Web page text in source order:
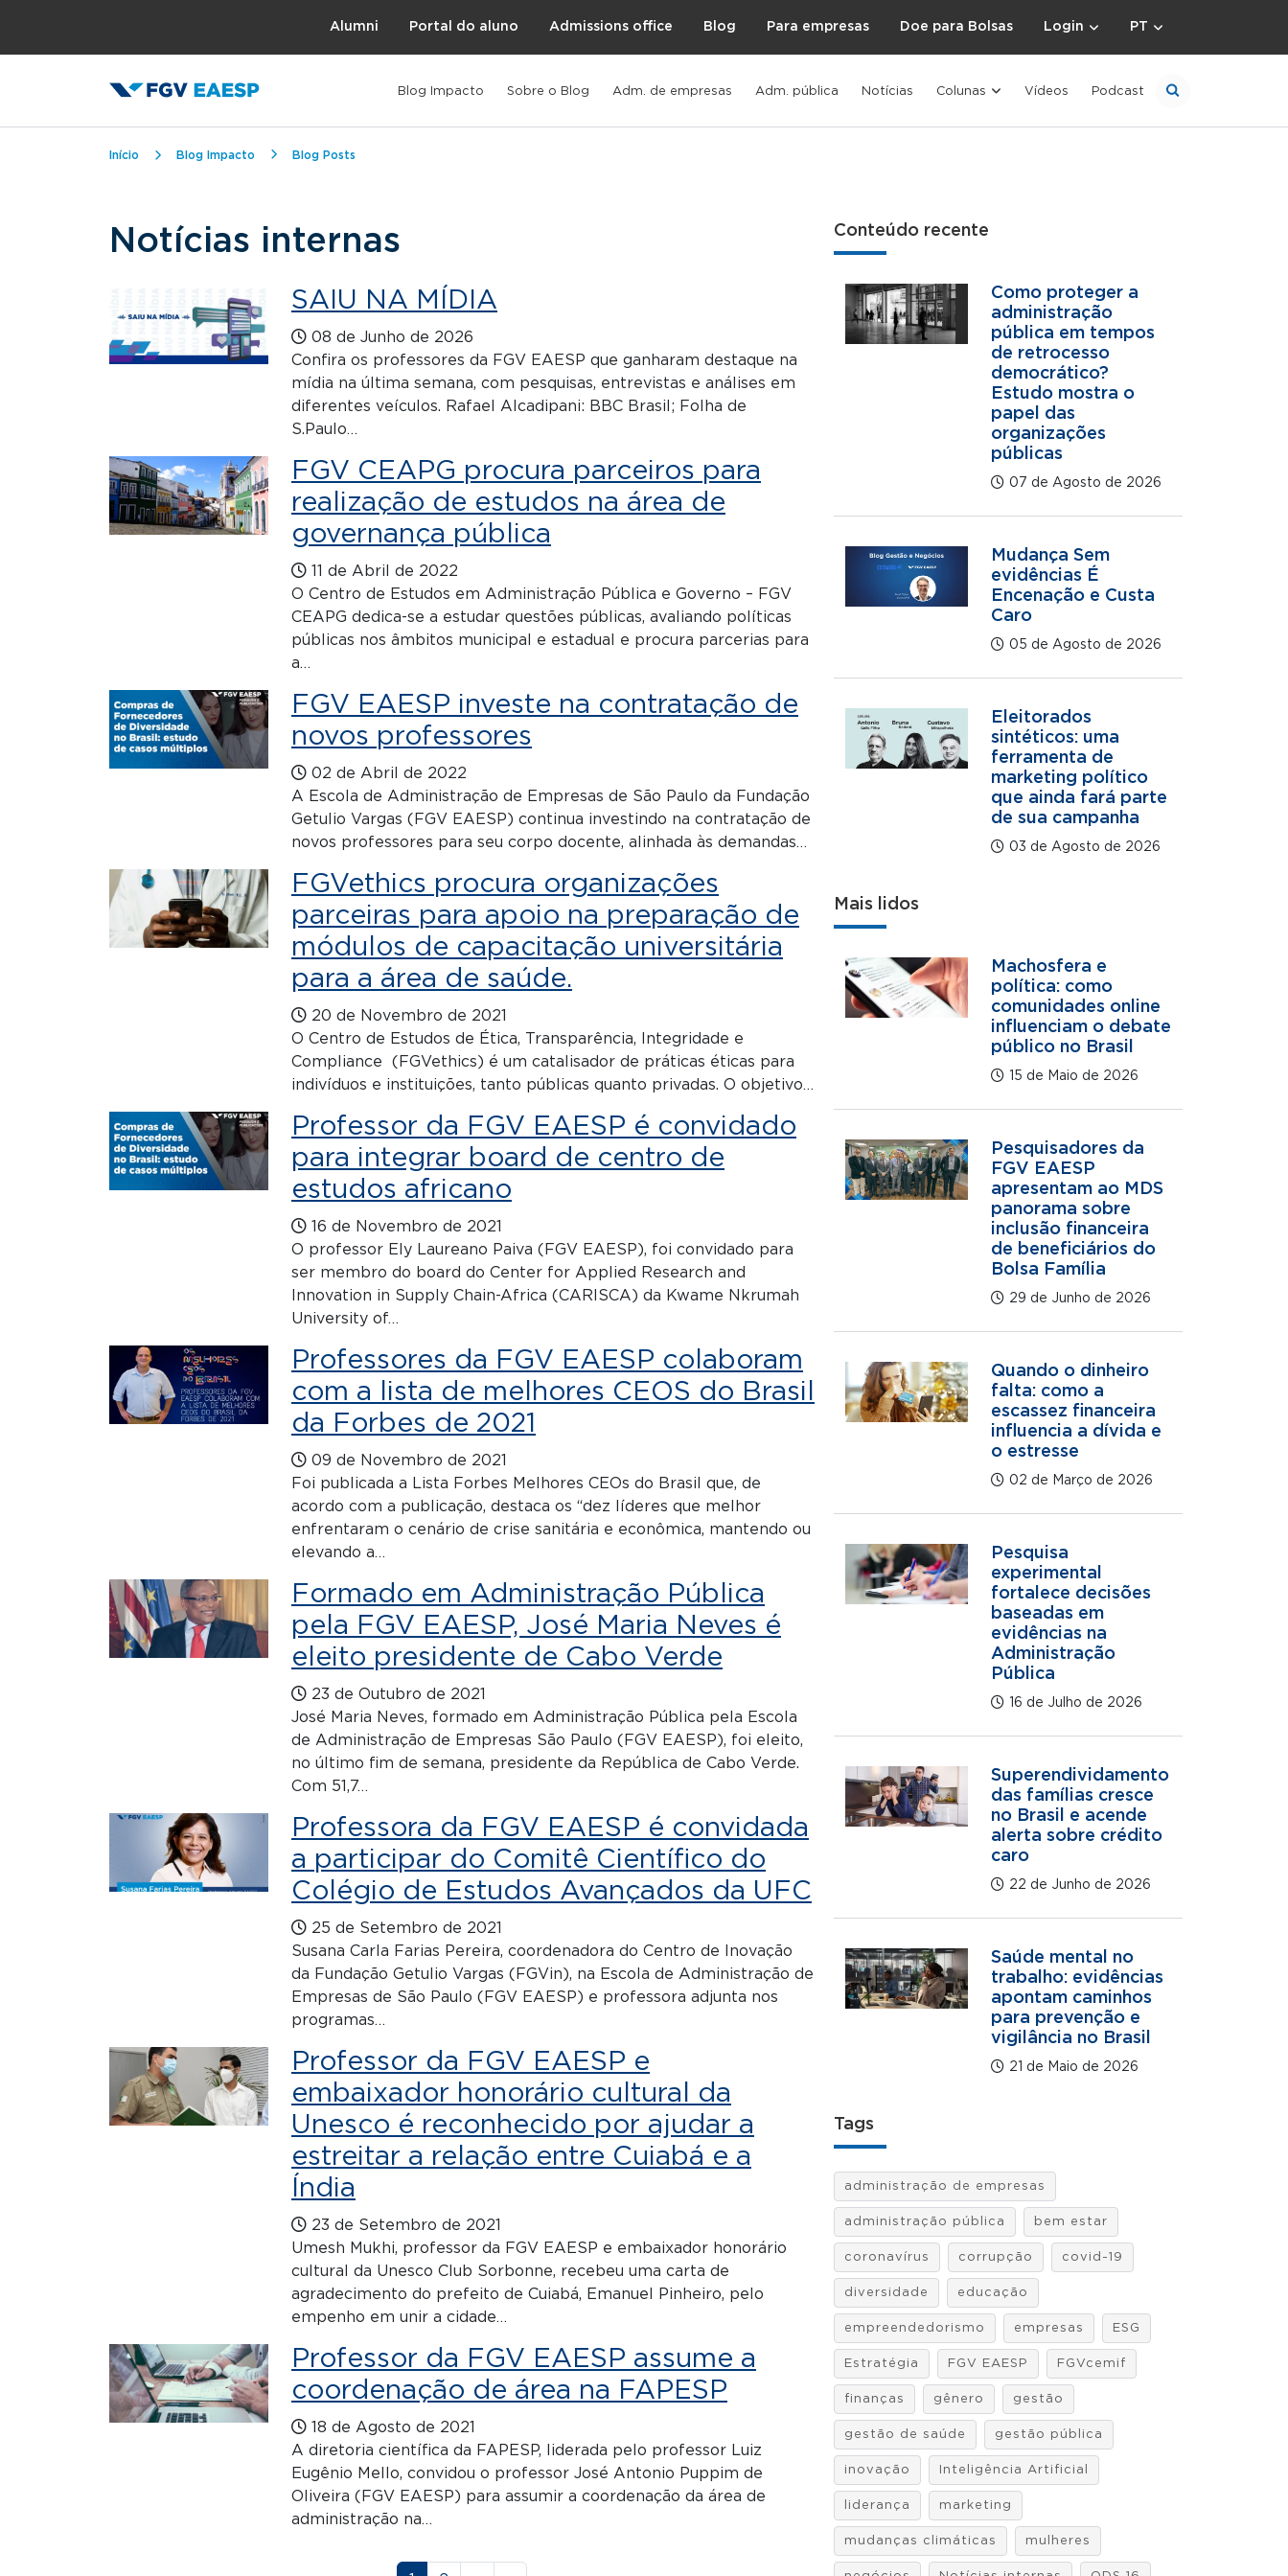
Alumni Portal do aluno Admissions office Blog Para empresas Doe para Bolsas Login PT
Blog Impacto Sobre o Blog Adm. de empresas Adm. pública Notícias Colunas Vídeos Podcast
Trilha de navegação
Início Blog Impacto Blog Posts
Notícias internas
SAIU NA MÍDIA
08 de Junho de 2026
Confira os professores da FGV EAESP que ganharam destaque na
mídia na última semana, com pesquisas, entrevistas e análises em
diferentes veículos. Rafael Alcadipani: BBC Brasil; Folha de
S.Paulo…
FGV CEAPG procura parceiros para
realização de estudos na área de
governança pública
11 de Abril de 2022
O Centro de Estudos em Administração Pública e Governo – FGV
CEAPG dedica-se a estudar questões públicas, avaliando políticas
públicas nos âmbitos municipal e estadual e procura parcerias para
a…
FGV EAESP investe na contratação de
novos professores
02 de Abril de 2022
A Escola de Administração de Empresas de São Paulo da Fundação
Getulio Vargas (FGV EAESP) continua investindo na contratação de
novos professores para seu corpo docente, alinhada às demandas…
FGVethics procura organizações
parceiras para apoio na preparação de
módulos de capacitação universitária
para a área de saúde.
20 de Novembro de 2021
O Centro de Estudos de Ética, Transparência, Integridade e
Compliance (FGVethics) é um catalisador de práticas éticas para
indivíduos e instituições, tanto públicas quanto privadas. O objetivo…
Professor da FGV EAESP é convidado
para integrar board de centro de
estudos africano
16 de Novembro de 2021
O professor Ely Laureano Paiva (FGV EAESP), foi convidado para
ser membro do board do Center for Applied Research and
Innovation in Supply Chain-Africa (CARISCA) da Kwame Nkrumah
University of…
Professores da FGV EAESP colaboram
com a lista de melhores CEOS do Brasil
da Forbes de 2021
09 de Novembro de 2021
Foi publicada a Lista Forbes Melhores CEOs do Brasil que, de
acordo com a publicação, destaca os “dez líderes que melhor
enfrentaram o cenário de crise sanitária e econômica, mantendo ou
elevando a…
Formado em Administração Pública
pela FGV EAESP, José Maria Neves é
eleito presidente de Cabo Verde
23 de Outubro de 2021
José Maria Neves, formado em Administração Pública pela Escola
de Administração de Empresas São Paulo (FGV EAESP), foi eleito,
no último fim de semana, presidente da República de Cabo Verde.
Com 51,7…
Professora da FGV EAESP é convidada
a participar do Comitê Científico do
Colégio de Estudos Avançados da UFC
25 de Setembro de 2021
Susana Carla Farias Pereira, coordenadora do Centro de Inovação
da Fundação Getulio Vargas (FGVin), na Escola de Administração de
Empresas de São Paulo (FGV EAESP) e professora adjunta nos
programas…
Professor da FGV EAESP e
embaixador honorário cultural da
Unesco é reconhecido por ajudar a
estreitar a relação entre Cuiabá e a
Índia
23 de Setembro de 2021
Umesh Mukhi, professor da FGV EAESP e embaixador honorário
cultural da Unesco Club Sorbonne, recebeu uma carta de
agradecimento do prefeito de Cuiabá, Emanuel Pinheiro, pelo
empenho em unir a cidade…
Professor da FGV EAESP assume a
coordenação de área na FAPESP
18 de Agosto de 2021
A diretoria científica da FAPESP, liderada pelo professor Luiz
Eugênio Mello, convidou o professor José Antonio Puppim de
Oliveira (FGV EAESP) para assumir a coordenação da área de
administração na…
Conteúdo recente
Como proteger a
administração
pública em tempos
de retrocesso
democrático?
Estudo mostra o
papel das
organizações
públicas
07 de Agosto de 2026
Mudança Sem
evidências É
Encenação e Custa
Caro
05 de Agosto de 2026
Eleitorados
sintéticos: uma
ferramenta de
marketing político
que ainda fará parte
de sua campanha
03 de Agosto de 2026
Mais lidos
Machosfera e
política: como
comunidades online
influenciam o debate
público no Brasil
15 de Maio de 2026
Pesquisadores da
FGV EAESP
apresentam ao MDS
panorama sobre
inclusão financeira
de beneficiários do
Bolsa Família
29 de Junho de 2026
Quando o dinheiro
falta: como a
escassez financeira
influencia a dívida e
o estresse
02 de Março de 2026
Pesquisa
experimental
fortalece decisões
baseadas em
evidências na
Administração
Pública
16 de Julho de 2026
Superendividamento
das famílias cresce
no Brasil e acende
alerta sobre crédito
caro
22 de Junho de 2026
Saúde mental no
trabalho: evidências
apontam caminhos
para prevenção e
vigilância no Brasil
21 de Maio de 2026
Tags
administração de empresas
administração pública bem estar
coronavírus corrupção covid-19
diversidade educação
empreendedorismo empresas ESG
Estratégia FGV EAESP FGVcemif
finanças gênero gestão
gestão de saúde gestão pública
inovação Inteligência Artificial
liderança marketing
mudanças climáticas mulheres